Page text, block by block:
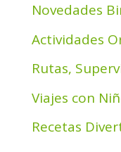
Novedades
Actividades
Rutas,
Viajes con
Recetas